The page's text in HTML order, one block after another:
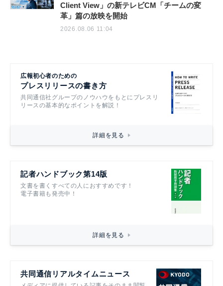
Client View」の新テレビCM「チームの変
革」篇の放映を開始
2026.08.06 11:04
広報初心者のための
プレスリリースの書き方
共同通信社グループのノウハウをもとにプレスリ
リースの基本的なポイントを解説！
詳細を見る
記者ハンドブック第14版
文書を書くすべての人におすすめです！
電子書籍も発売中！
詳細を見る
共同通信リアルタイムニュース